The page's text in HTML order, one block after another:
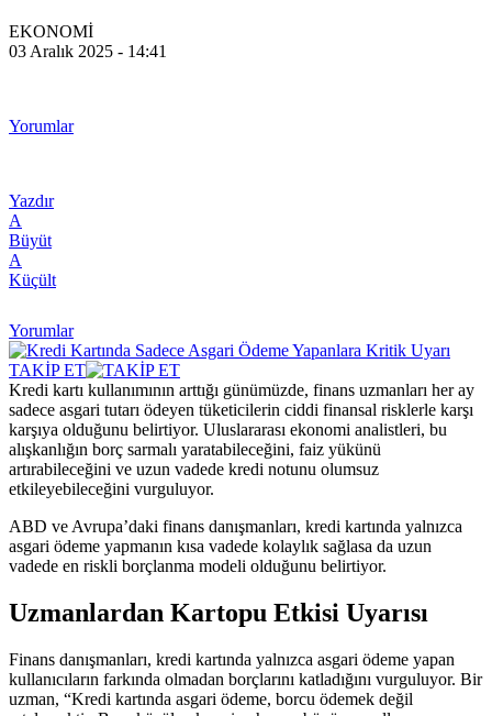
EKONOMİ
03 Aralık 2025 - 14:41
Yorumlar
Yazdır
A
Büyüt
A
Küçült
Yorumlar
TAKİP ET
Kredi kartı kullanımının arttığı günümüzde, finans uzmanları her ay
sadece asgari tutarı ödeyen tüketicilerin ciddi finansal risklerle karşı
karşıya olduğunu belirtiyor. Uluslararası ekonomi analistleri, bu
alışkanlığın borç sarmalı yaratabileceğini, faiz yükünü
artırabileceğini ve uzun vadede kredi notunu olumsuz
etkileyebileceğini vurguluyor.
ABD ve Avrupa’daki finans danışmanları, kredi kartında yalnızca
asgari ödeme yapmanın kısa vadede kolaylık sağlasa da uzun
vadede en riskli borçlanma modeli olduğunu belirtiyor.
Uzmanlardan Kartopu Etkisi Uyarısı
Finans danışmanları, kredi kartında yalnızca asgari ödeme yapan
kullanıcıların farkında olmadan borçlarını katladığını vurguluyor. Bir
uzman, “Kredi kartında asgari ödeme, borcu ödemek değil